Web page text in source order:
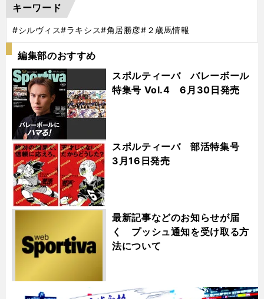
キーワード
#シルヴィス#ラキシス#角居勝彦#２歳馬情報
編集部のおすすめ
スポルティーバ バレーボール
特集号 Vol.4 6月30日発売
スポルティーバ 部活特集号
3月16日発売
最新記事などのお知らせが届
く プッシュ通知を受け取る方
法について